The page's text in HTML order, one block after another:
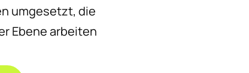
umgesetzt, die
Ebene arbeiten